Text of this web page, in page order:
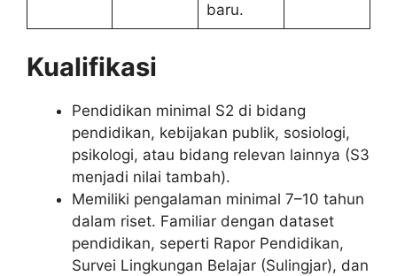
baru.
Kualifikasi
Pendidikan minimal S2 di bidang
pendidikan, kebijakan publik, sosiologi,
psikologi, atau bidang relevan lainnya (S3
menjadi nilai tambah).
Memiliki pengalaman minimal 7–10 tahun
dalam riset. Familiar dengan dataset
pendidikan, seperti Rapor Pendidikan,
Survei Lingkungan Belajar (Sulingjar), dan